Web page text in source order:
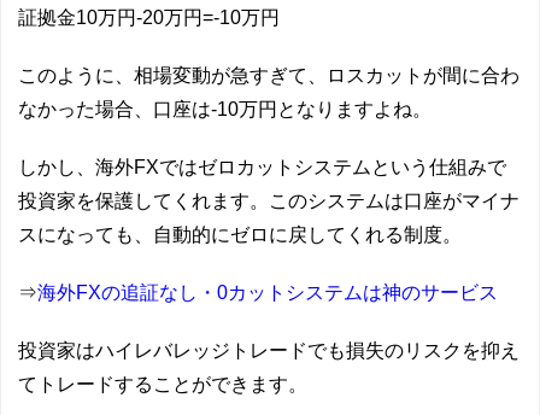
証拠金10万円-20万円=-10万円
このように、相場変動が急すぎて、ロスカットが間に合わ
なかった場合、口座は-10万円となりますよね。
しかし、海外FXではゼロカットシステムという仕組みで
投資家を保護してくれます。このシステムは口座がマイナ
スになっても、自動的にゼロに戻してくれる制度。
⇒海外FXの追証なし・0カットシステムは神のサービス
投資家はハイレバレッジトレードでも損失のリスクを抑え
てトレードすることができます。